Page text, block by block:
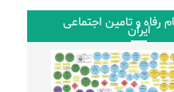
رفاه و تامین اجتماعی
ایران